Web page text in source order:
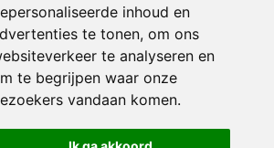
inhoud en
te tonen, om ons
te analyseren en
te begrijpen waar onze
vandaan komen.